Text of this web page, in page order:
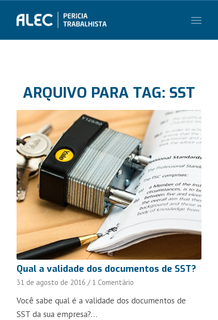
ARQUIVO PARA TAG: SST
Qual a validade dos documentos de SST?
31 de agosto de 2016 / 1 Comentário
Você sabe qual é a validade dos documentos de
SST da sua empresa?…